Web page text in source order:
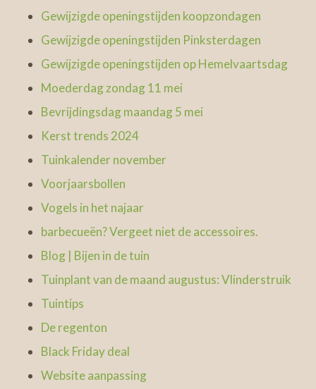
Gewijzigde openingstijden koopzondagen
Gewijzigde openingstijden Pinksterdagen
Gewijzigde openingstijden op Hemelvaartsdag
Moederdag zondag 11 mei
Bevrijdingsdag maandag 5 mei
Kerst trends 2024
Tuinkalender november
Voorjaarsbollen
Vogels in het najaar
barbecueën? Vergeet niet de accessoires.
Blog | Bijen in de tuin
Tuinplant van de maand augustus: Vlinderstruik
Tuintips
De regenton
Black Friday deal
Website aanpassing